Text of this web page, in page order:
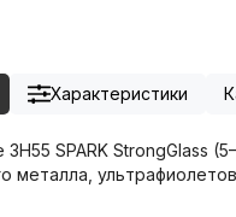
Характеристики
SPARK StrongGlass
металла,